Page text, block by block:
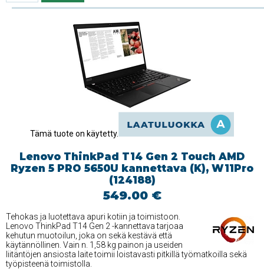
Tämä tuote on käytetty.
Lenovo ThinkPad T14 Gen 2 Touch AMD
Ryzen 5 PRO 5650U kannettava (K), W11Pro
(124188)
549.00 €
Tehokas ja luotettava apuri kotiin ja toimistoon.
Lenovo ThinkPad T14 Gen 2 -kannettava tarjoaa
kehutun muotoilun, joka on sekä kestävä että
käytännöllinen. Vain n. 1,58 kg painon ja useiden
liitäntöjen ansiosta laite toimii loistavasti pitkillä työmatkoilla sekä
työpisteenä toimistolla.